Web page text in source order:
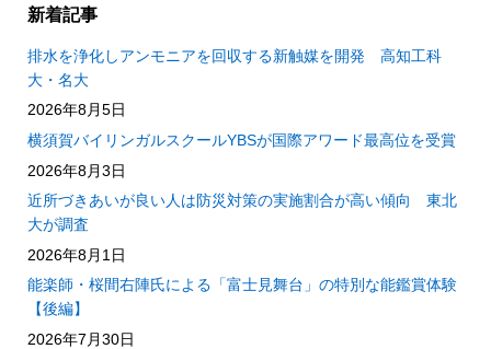
新着記事
排水を浄化しアンモニアを回収する新触媒を開発 高知工科
大・名大
2026年8月5日
横須賀バイリンガルスクールYBSが国際アワード最高位を受賞
2026年8月3日
近所づきあいが良い人は防災対策の実施割合が高い傾向 東北
大が調査
2026年8月1日
能楽師・桜間右陣氏による「富士見舞台」の特別な能鑑賞体験
【後編】
2026年7月30日